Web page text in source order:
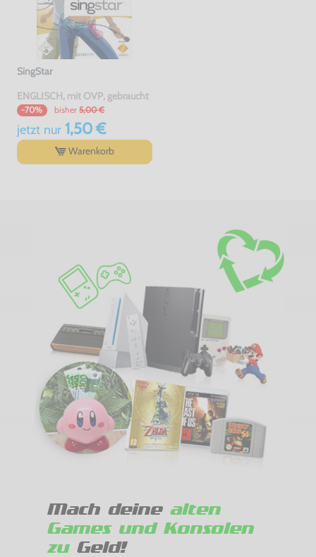
SingStar
ENGLISCH, mit OVP, gebraucht
-70% bisher 5,00 €
jetzt nur1,50 €
Warenkorb
Mach deine alten
Games und Konsolen
zuGeld!